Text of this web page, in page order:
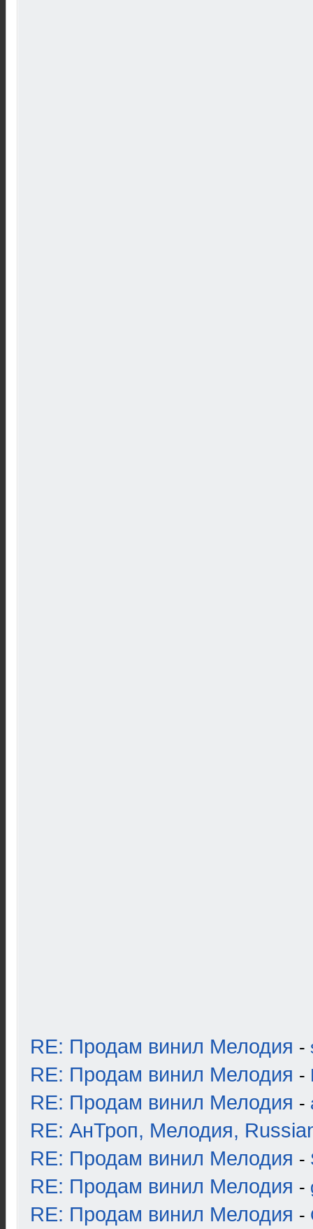
RE: Продам винил Мелодия -
RE: Продам винил Мелодия -
RE: Продам винил Мелодия -
RE: АнТроп, Мелодия,
RE: Продам винил Мелодия -
RE: Продам винил Мелодия -
RE: Продам винил Мелодия -